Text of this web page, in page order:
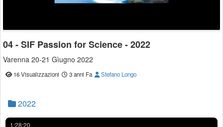
04 - SIF Passion for Science - 2022
Varenna 20-21 Gìugno 2022
16 Visualizzazioni 3 anni Fa Stefano Longo
2022
1:28:20